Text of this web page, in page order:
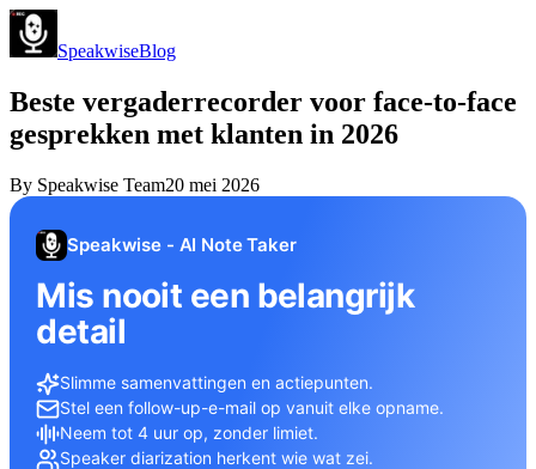
SpeakwiseBlog
Beste vergaderrecorder voor face-to-face
gesprekken met klanten in 2026
By Speakwise Team20 mei 2026
Speakwise - AI Note Taker
Mis nooit een belangrijk
detail
Slimme samenvattingen en actiepunten.
Stel een follow-up-e-mail op vanuit elke opname.
Neem tot 4 uur op, zonder limiet.
Speaker diarization herkent wie wat zei.